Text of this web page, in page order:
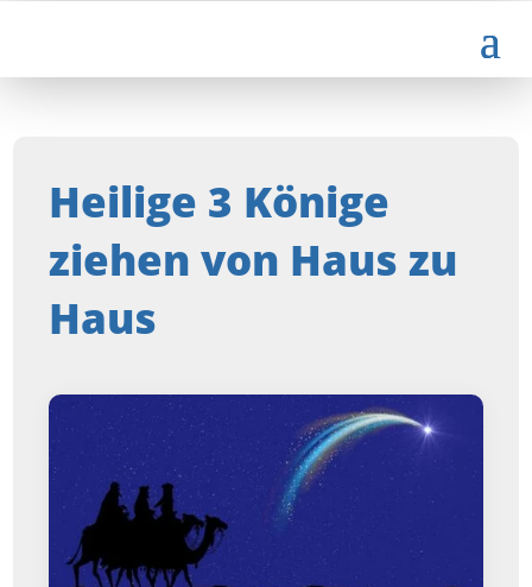
Heilige 3 Könige
ziehen von Haus zu
Haus